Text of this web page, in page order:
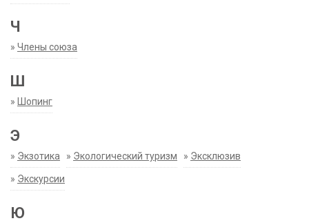
Ч
» Члены союза
Ш
» Шопинг
Э
» Экзотика » Экологический туризм » Эксклюзив
» Экскурсии
Ю